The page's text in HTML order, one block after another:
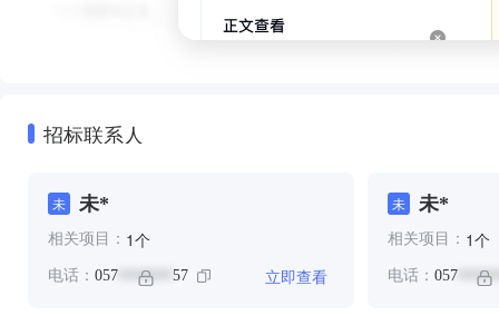
招标联系人
未 未*
相关项目： 1个
电话： 057 ******* 57 立即查看
未 未*
相关项目： 1个
电话： 057